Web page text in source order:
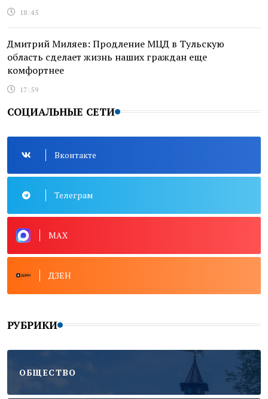
18:45
Дмитрий Миляев: Продление МЦД в Тульскую
область сделает жизнь наших граждан еще
комфортнее
17:59
СОЦИАЛЬНЫЕ СЕТИ
Вконтакте
Телеграм
MAX
ДЗЕН
РУБРИКИ
ОБЩЕСТВО